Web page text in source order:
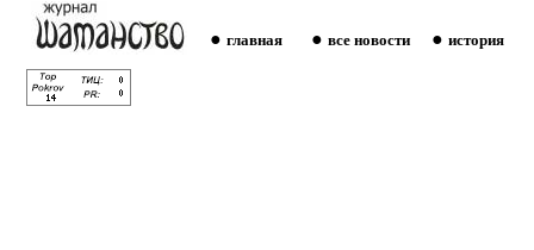
● главная ● все новости ● история